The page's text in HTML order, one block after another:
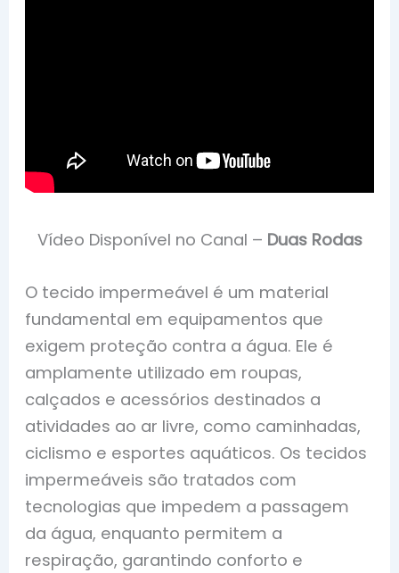
Vídeo Disponível no Canal – Duas Rodas
O tecido impermeável é um material
fundamental em equipamentos que
exigem proteção contra a água. Ele é
amplamente utilizado em roupas,
calçados e acessórios destinados a
atividades ao ar livre, como caminhadas,
ciclismo e esportes aquáticos. Os tecidos
impermeáveis são tratados com
tecnologias que impedem a passagem
da água, enquanto permitem a
respiração, garantindo conforto e